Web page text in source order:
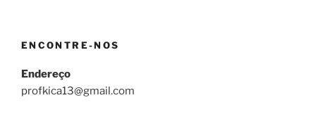
ENCONTRE-NOS
Endereço
profkica13@gmail.com